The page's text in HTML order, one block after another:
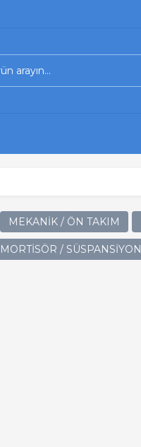
MEKANİK / ÖN TAKIM
/ SÜSPANSİYON